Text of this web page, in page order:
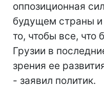
оппозиционная
будущем страны и
то, чтобы все, что
Грузии в
зрения ее
- заявил политик.